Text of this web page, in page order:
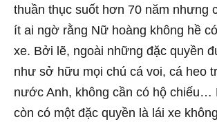
thuần thục suốt hơn 70 năm nhưng
ít ai ngờ rằng Nữ hoàng không hề
xe. Bởi lẽ, ngoài những đặc quyền
như sở hữu mọi chú cá voi, cá heo
nước Anh, không cần có hộ chiếu…
còn có một đặc quyền là lái xe